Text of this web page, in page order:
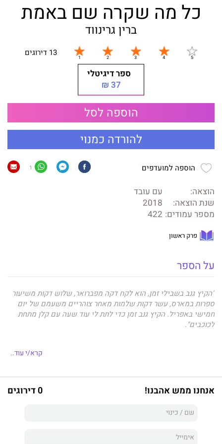
כל מה שקרה שם באמת
ברין גרינווד
13 דירוגים
ספר דיגיטלי
37 ₪
הוספה לסל
להורדה כמנוי
הוספה למועדפים 1
הוצאה:
עם עובד
שנת הוצאה:
2018
מספר עמודים: 422
פרק ראשון
על הספר
"הקיץ גנב בשבילי זמן, הוא לקח דקה מפברואר, שלוש דקות משיעור
ספרות במארס, עשר דקות שלמות מאחר צוהריים משעמם של יום
חמישי באפריל. הקיץ גנב זמן כדי לתת לי עוד שעה עם קלן מתחת
לכוכבים".
וייבי בת השמונה לא בוטחת באיש, אפילו לא בהוריה. עדיף לשמור
יוצאת לשדה ומוצאת שלווה בשמי הלילה, בקבוצות הכוכבים
הוא מאבד שליטה על אופנועו, מתרסק ונפצע קשות. הילדה
את ההכרה ויגיע לבית החולים.
קרא/י עוד..
אנחנו ממש אהבנו! 0 דירוגים